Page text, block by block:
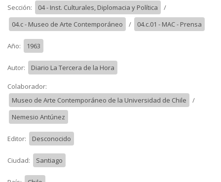
Sección: 04 - Inst. Culturales, Diplomacia y Política
/
04.c - Museo de Arte Contemporáneo
/ 04.c.01 - MAC - Prensa
Año: 1963
Autor: Diario La Tercera de la Hora
Colaborador:
Museo de Arte Contemporáneo de la Universidad de Chile
/
Nemesio Antúnez
Editor: Desconocido
Ciudad: Santiago